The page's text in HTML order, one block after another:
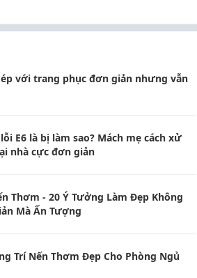
với trang phục đơn giản nhưng vẫn
E6 là bị làm sao? Mách mẹ cách xử
nhà cực đơn giản
Thơm - 20 Ý Tưởng Làm Đẹp Không
Mà Ấn Tượng
Trí Nến Thơm Đẹp Cho Phòng Ngủ